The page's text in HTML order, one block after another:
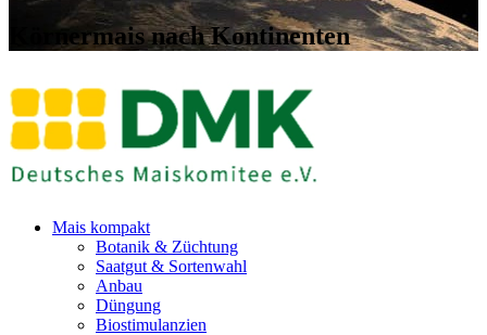
Körnermais nach Kontinenten
Mais kompakt
Botanik & Züchtung
Saatgut & Sortenwahl
Anbau
Düngung
Biostimulanzien